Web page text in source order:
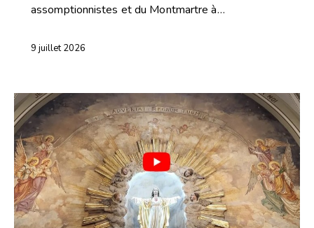
assomptionnistes et du Montmartre à…
9 juillet 2026